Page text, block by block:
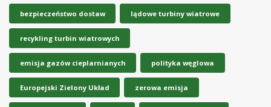
bezpieczeństwo dostaw lądowe turbiny wiatrowe
recykling turbin wiatrowych
emisja gazów cieplarnianych polityka węglowa
Europejski Zielony Układ zerowa emisja